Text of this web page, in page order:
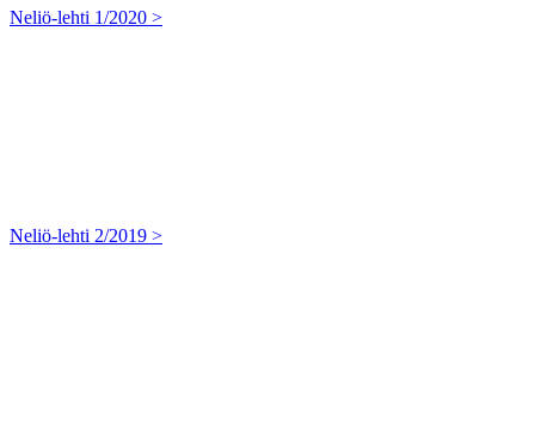
Neliö-lehti 1/2020 >
Neliö-lehti 2/2019 >